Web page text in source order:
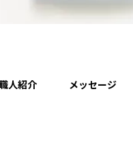
人紹介 メッセージ